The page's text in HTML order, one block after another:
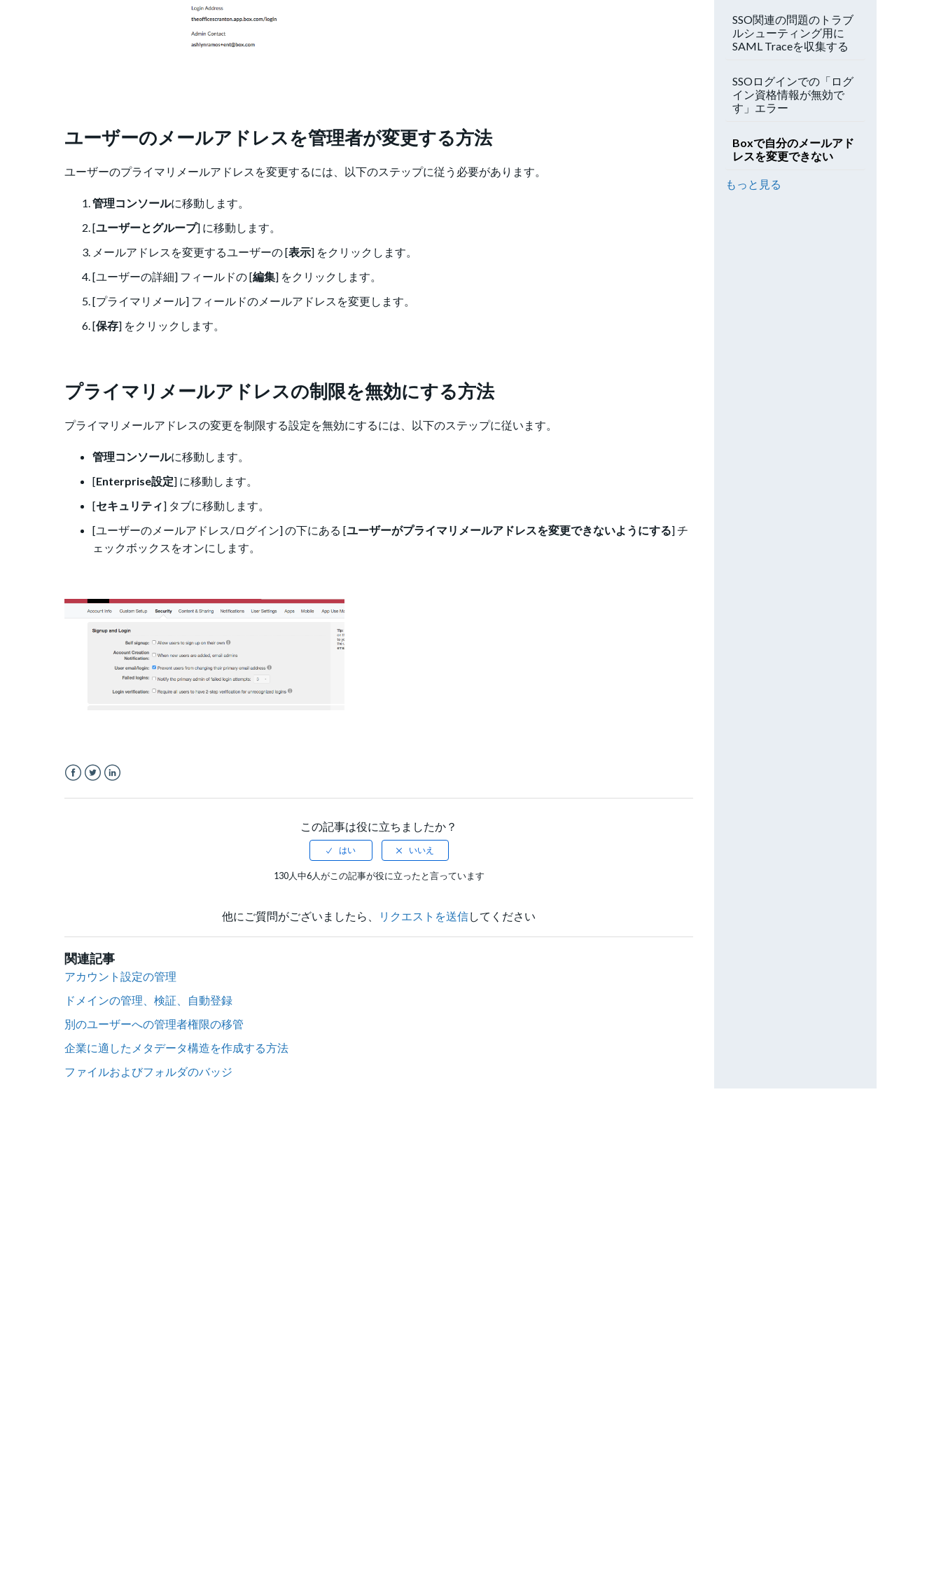
ユーザーのメールアドレスを管理者が変更する方法
ユーザーのプライマリメールアドレスを変更するには、以下のステップに従う必要があります。
管理コンソールに移動します。
[ユーザーとグループ] に移動します。
メールアドレスを変更するユーザーの [表示] をクリックします。
[ユーザーの詳細] フィールドの [編集] をクリックします。
[プライマリメール] フィールドのメールアドレスを変更します。
[保存] をクリックします。
プライマリメールアドレスの制限を無効にする方法
プライマリメールアドレスの変更を制限する設定を無効にするには、以下のステップに従います。
管理コンソールに移動します。
[Enterprise設定] に移動します。
[セキュリティ] タブに移動します。
[ユーザーのメールアドレス/ログイン] の下にある [ユーザーがプライマリメールアドレスを変更できないようにする] チ
ェックボックスをオンにします。
この記事は役に立ちましたか？
130人中6人がこの記事が役に立ったと言っています
他にご質問がございましたら、 リクエストを送信してください
関連記事
アカウント設定の管理
ドメインの管理、検証、自動登録
別のユーザーへの管理者権限の移管
企業に適したメタデータ構造を作成する方法
ファイルおよびフォルダのバッジ
SSO関連の問題のトラブ
ルシューティング用に
SAML Traceを収集する
SSOログインでの「ログ
イン資格情報が無効で
す」エラー
Boxで自分のメールアド
レスを変更できない
もっと見る